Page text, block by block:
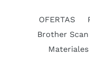
OFERTAS
Brother